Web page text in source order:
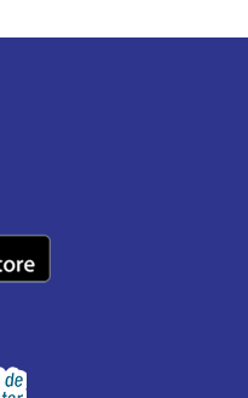
12 por 8 passou
conheça quais são
23/09/2023 as 14:00h
dessa prática
conheça os